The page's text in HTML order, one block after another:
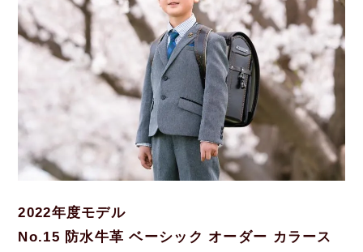
2022年度モデル
No.15 防水牛革 ベーシック オーダー カラース